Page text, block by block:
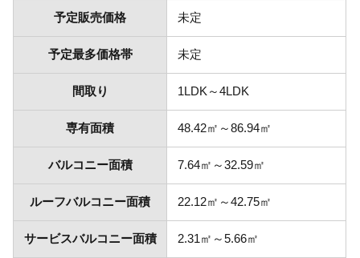
予定販売価格 未定
予定最多価格帯 未定
間取り 1LDK～4LDK
専有面積 48.42㎡～86.94㎡
バルコニー面積 7.64㎡～32.59㎡
ルーフバルコニー面積 22.12㎡～42.75㎡
サービスバルコニー面積 2.31㎡～5.66㎡